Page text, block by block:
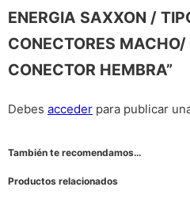
ENERGIA SAXXON /
CONECTORES
CONECTOR HEMBRA”
Debes acceder para publicar
También te recomendamos…
Productos relacionados